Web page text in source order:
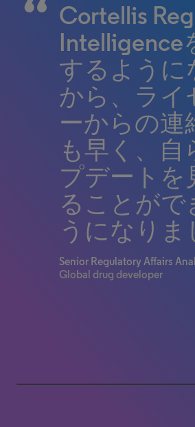
Cortellis
Intelligence
するように
から、ライ
ーからの連
も早く、自
プデートを
ることがで
うになりま
Senior Regulatory Affairs
Global drug developer
Cortellis
Intelligence
信をもって
イドライン
取り組むた
要な洞察を
てくれます
の情報を入
コンプライ
を維持する
毎日使用し
Cortellis
Intelligence
新の規制情
数の国にお
制の多様性
な特定によ
略的な計画
ートしてく
す。
Regulatory Professional
Medical device manufacturer